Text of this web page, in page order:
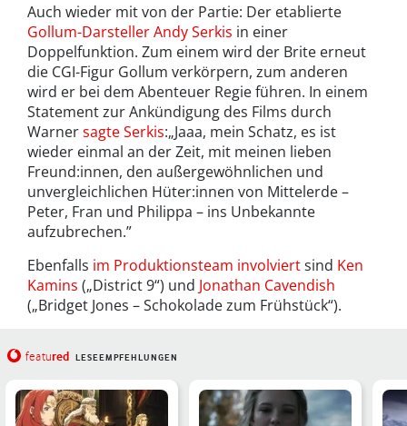
Auch wieder mit von der Partie: Der etablierte
Gollum-Darsteller Andy Serkis in einer
Doppelfunktion. Zum einem wird der Brite erneut
die CGI-Figur Gollum verkörpern, zum anderen
wird er bei dem Abenteuer Regie führen. In einem
Statement zur Ankündigung des Films durch
Warnersagte Serkis:„Jaaa, mein Schatz, es ist
wieder einmal an der Zeit, mit meinen lieben
Freund:innen, den außergewöhnlichen und
unvergleichlichen Hüter:innen von Mittelerde –
Peter, Fran und Philippa – ins Unbekannte
aufzubrechen.”
Ebenfalls im Produktionsteam involviertsind Ken
Kamins („District 9“) und Jonathan Cavendish
(„Bridget Jones – Schokolade zum Frühstück“).
featured LESEEMPFEHLUNGEN